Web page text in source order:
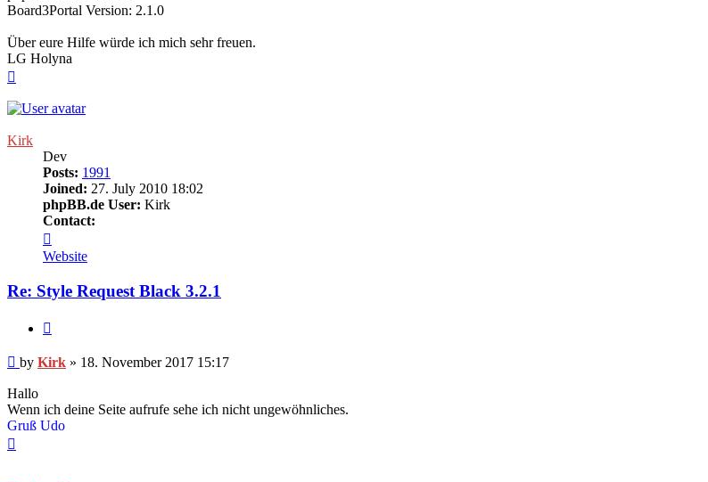
Board3Portal Version: 2.1.0
Über eure Hilfe würde ich mich sehr freuen.
LG Holyna
Kirk
Dev
Posts: 1991
Joined: 27. July 2010 18:02
phpBB.de User: Kirk
Contact:
Kirk
Website
Re: Style Request Black 3.2.1
Post
by Kirk » 18. November 2017 15:17
Hallo
Wenn ich deine Seite aufrufe sehe ich nicht ungewöhnliches.
Gruß Udo